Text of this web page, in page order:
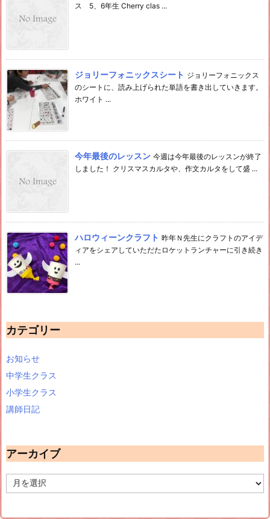
ス 5、6年生 Cherry clas ...
ジョリーフォニックスシート ジョリーフォニックス
のシートに、読み上げられた単語を書き出していきます。
ホワイト ...
今年最後のレッスン 今週は今年最後のレッスンが終了
しました！ クリスマスカルタや、作文カルタをして盛 ...
ハロウィーンクラフト 昨年Ｎ先生にクラフトのアイデ
ィアをシェアしていただたロケットランチャーに引き続き
...
カテゴリー
お知らせ
中学生クラス
小学生クラス
講師日記
アーカイブ
ー